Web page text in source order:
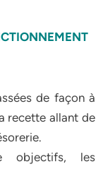
de façon à
recette allant de
objectifs, les